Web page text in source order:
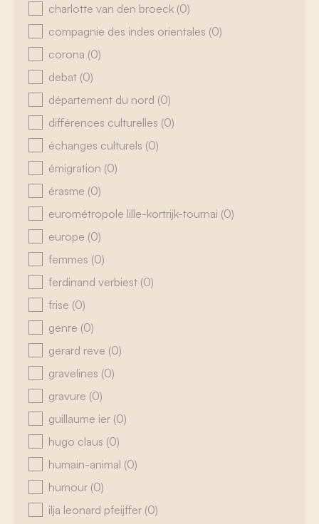
charlotte van den broeck (0)
compagnie des indes orientales (0)
corona (0)
debat (0)
département du nord (0)
différences culturelles (0)
échanges culturels (0)
émigration (0)
érasme (0)
eurométropole lille-kortrijk-tournai (0)
europe (0)
femmes (0)
ferdinand verbiest (0)
frise (0)
genre (0)
gerard reve (0)
gravelines (0)
gravure (0)
guillaume ier (0)
hugo claus (0)
humain-animal (0)
humour (0)
ilja leonard pfeijffer (0)